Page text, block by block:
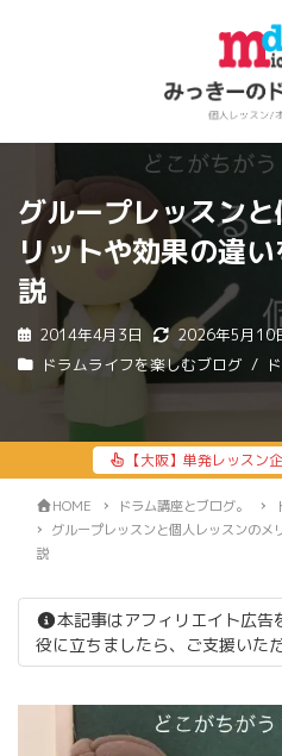
グループレッスン
リットや効果の違
説
2014年4月3日
2026年5月10
ドラムライフを楽しむブログ
【大阪】単発レッスン
HOME ドラム講座とブログ。
グループレッスンと個人レッスンの
説
本記事はアフィリエイト広告
役に立ちましたら、ご支援いた